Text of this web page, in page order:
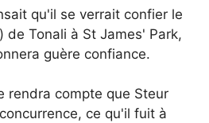
qu'il se verrait confier le
de Tonali à St James' Park,
guère confiance.
rendra compte que Steur
ce qu'il fuit à